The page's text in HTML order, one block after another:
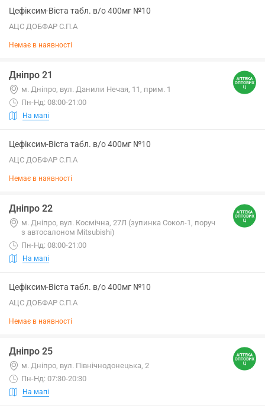
Цефіксим-Віста табл. в/о 400мг №10
АЦС ДОБФАР С.П.А
Немає в наявності
Дніпро 21
м. Дніпро, вул. Данили Нечая, 11, прим. 1
Пн-Нд: 08:00-21:00
На мапі
Цефіксим-Віста табл. в/о 400мг №10
АЦС ДОБФАР С.П.А
Немає в наявності
Дніпро 22
м. Дніпро, вул. Космічна, 27Л (зупинка Сокол-1, поруч
з автосалоном Mitsubishi)
Пн-Нд: 08:00-21:00
На мапі
Цефіксим-Віста табл. в/о 400мг №10
АЦС ДОБФАР С.П.А
Немає в наявності
Дніпро 25
м. Дніпро, вул. Північнодонецька, 2
Пн-Нд: 07:30-20:30
На мапі